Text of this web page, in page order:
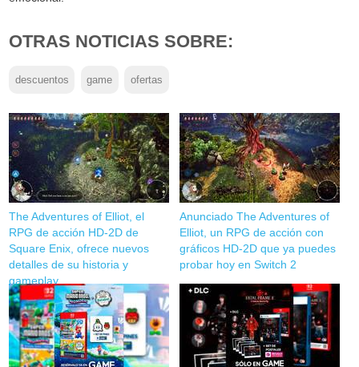
OTRAS NOTICIAS SOBRE:
descuentos game ofertas
The Adventures of Elliot, el
RPG de acción HD-2D de
Square Enix, ofrece nuevos
detalles de su historia y
gameplay
Anunciado The Adventures of
Elliot, un RPG de acción con
gráficos HD-2D que ya puedes
probar hoy en Switch 2